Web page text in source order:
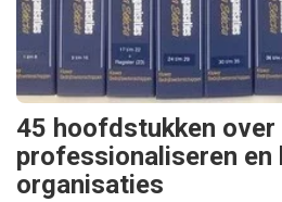
45 hoofdstukken over
professionaliseren en
organisaties